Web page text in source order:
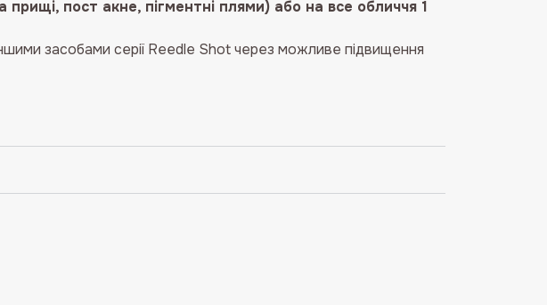
прищі, пост акне, пігментні плями) або на все обличчя 1
засобами серії Reedle Shot через можливе підвищення